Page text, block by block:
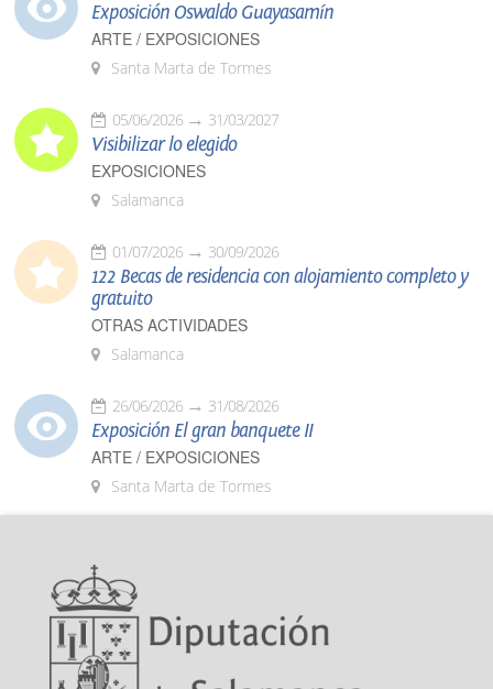
Exposición Oswaldo Guayasamín
ARTE / EXPOSICIONES
Santa Marta de Tormes
05/06/2026 31/03/2027
Visibilizar lo elegido
EXPOSICIONES
Salamanca
01/07/2026 30/09/2026
122 Becas de residencia con alojamiento completo y
gratuito
OTRAS ACTIVIDADES
Salamanca
26/06/2026 31/08/2026
Exposición El gran banquete II
ARTE / EXPOSICIONES
Santa Marta de Tormes